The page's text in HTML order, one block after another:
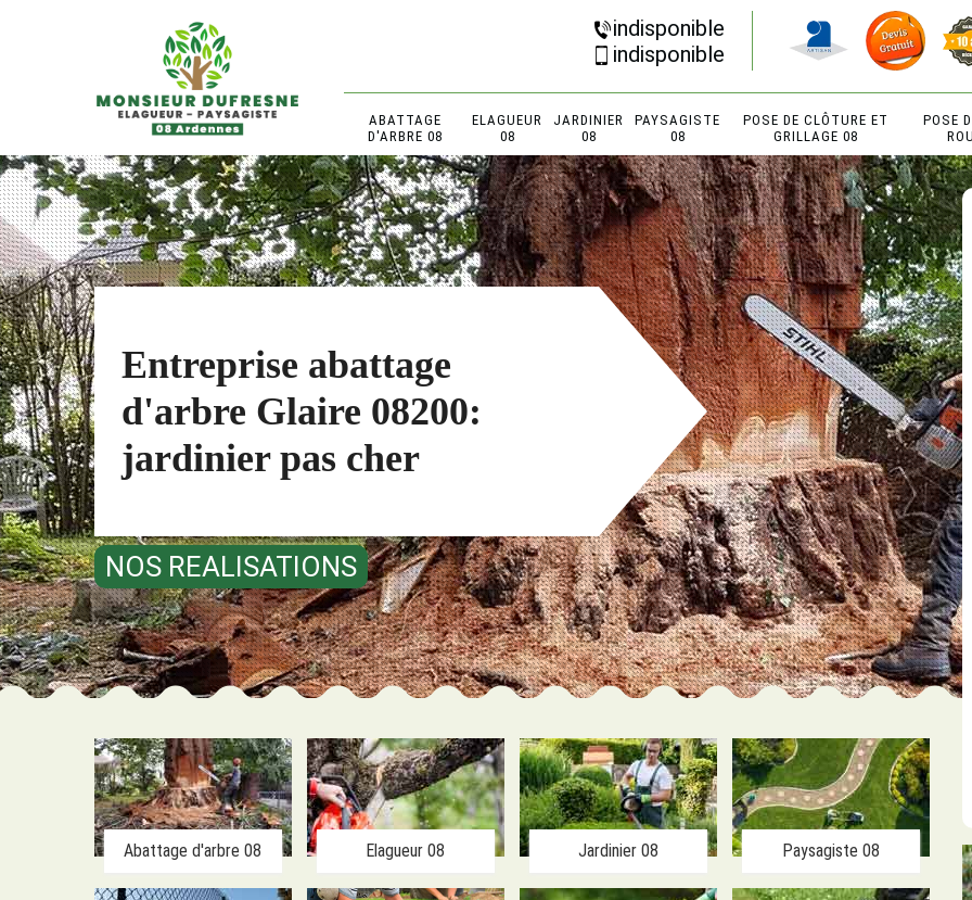
indisponible
indisponible
ABATTAGE
D'ARBRE 08
ELAGUEUR
08
JARDINIER
08
PAYSAGISTE
08
POSE DE CLÔTURE ET
GRILLAGE 08
POSE
Entreprise abattage
d'arbre Glaire 08200:
jardinier pas cher
NOS REALISATIONS
Abattage d'arbre 08 Elagueur 08 Jardinier 08 Paysagiste 08